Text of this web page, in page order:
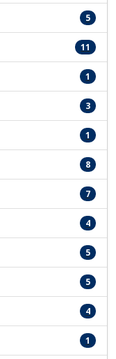
5
11
1
3
1
8
7
4
5
5
4
1